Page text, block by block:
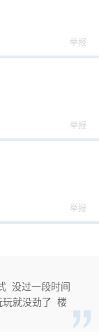
举报
举报
举报
没过一段时间
玩就没劲了 楼